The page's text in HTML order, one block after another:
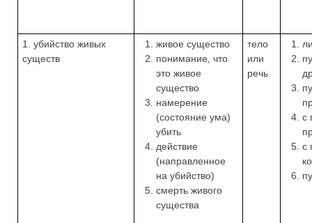
1. убийство живых
существ
живое существо
понимание, что
это живое
существо
намерение
(состояние ума)
убить
действие
(направленное
на убийство)
смерть живого
существа
тело
или
речь
с
с